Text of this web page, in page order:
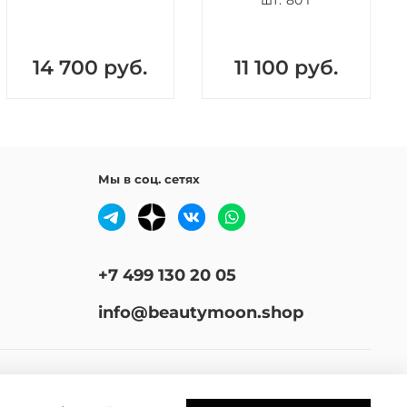
заметно улучшает цвет лица. Вырабатываемый с
повышает защитные свойства кожи и
негативных окружающих
тканей, убирают шелушения, трещины и другие
ромашки
- обладает противовоспалительным,
14 700 руб. 11 100 руб.
Мы в соц. сетях
+7 499 130 20 05
info@beautymoon.shop